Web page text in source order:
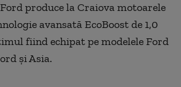
produce la Craiova motoarele
avansată EcoBoost de 1,0
fiind echipat pe modelele Ford
și Asia.